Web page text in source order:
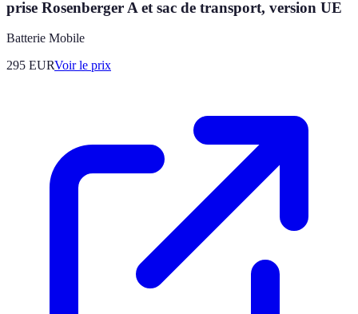
prise Rosenberger A et sac de transport, version UE
Batterie Mobile
295 EURVoir le prix